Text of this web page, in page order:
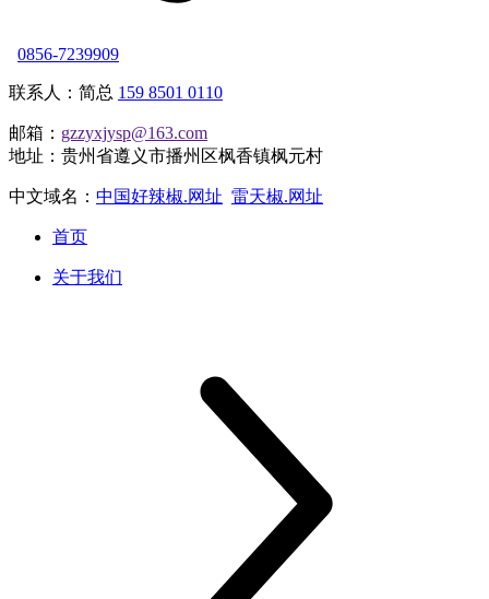
0856-7239909
联系人：简总 159 8501 0110
邮箱： gzzyxjysp@163.com
地址：贵州省遵义市播州区枫香镇枫元村
中文域名： 中国好辣椒.网址 雷天椒.网址
首页
关于我们